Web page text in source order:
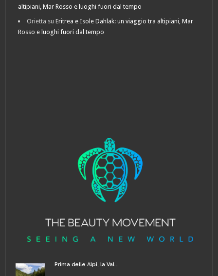
altipiani, Mar Rosso e luoghi fuori dal tempo
Orietta suEritrea e Isole Dahlak: un viaggio tra altipiani, Mar
Rosso e luoghi fuori dal tempo
Prima delle Alpi, la Val...